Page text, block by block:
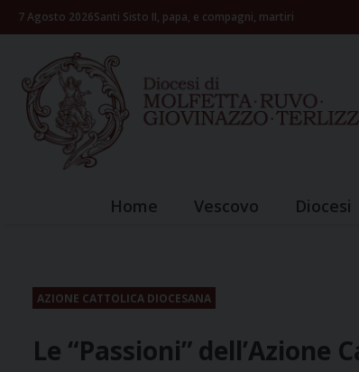
Skip7 Agosto 2026Santi Sisto II, papa, e compagni, martiri
Home Vescovo Diocesi
AZIONE CATTOLICA DIOCESANA
Le “Passioni”